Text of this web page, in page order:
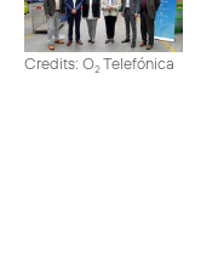
Credits: O2Telefónica